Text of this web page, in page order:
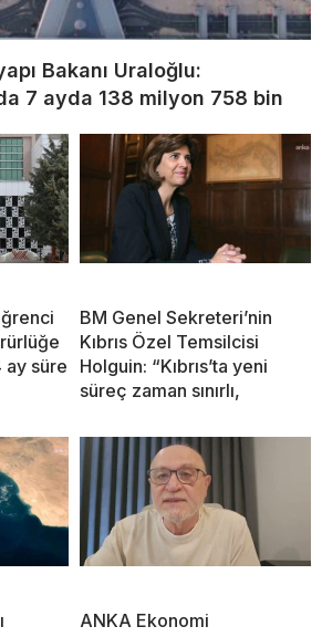
Bakanı Uraloğlu:
7 ayda 138 milyon 758 bin
ay süre
BM Genel Sekreteri’nin
Kıbrıs Özel Temsilcisi
Holguin: “Kıbrıs’ta yeni
süreç zaman sınırlı,
ANKA Ekonomi